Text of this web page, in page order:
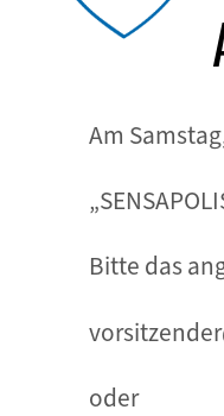
Am
Bitte das
oder